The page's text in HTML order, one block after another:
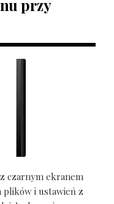
przy
czarnym ekranem
plików i ustawień z